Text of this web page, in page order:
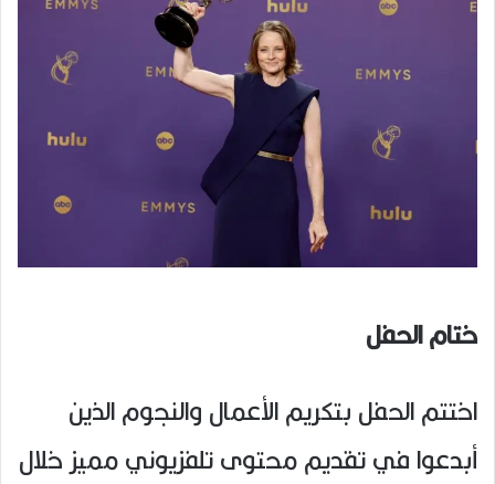
ختام الحفل
اختتم الحفل بتكريم الأعمال والنجوم الذين
أبدعوا في تقديم محتوى تلفزيوني مميز خلال